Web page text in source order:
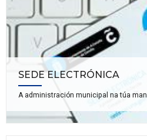
SEDE ELECTRÓNICA
A administración municipal na túa man